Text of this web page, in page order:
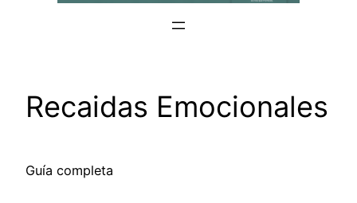
Recaidas Emocionales
Guía completa